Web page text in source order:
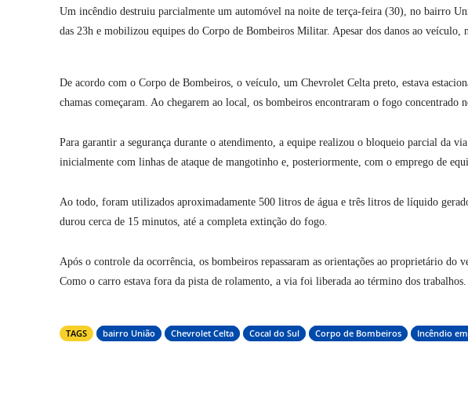
Um incêndio destruiu parcialmente um automóvel na noite de terça-feira (30), no bairro
das 23h e mobilizou equipes do Corpo de Bombeiros Militar. Apesar dos danos ao veículo,
De acordo com o Corpo de Bombeiros, o veículo, um Chevrolet Celta preto, estava
chamas começaram. Ao chegarem ao local, os bombeiros encontraram o fogo concentrado
Para garantir a segurança durante o atendimento, a equipe realizou o bloqueio parcial da
inicialmente com linhas de ataque de mangotinho e, posteriormente, com o emprego de
Ao todo, foram utilizados aproximadamente 500 litros de água e três litros de líquido
durou cerca de 15 minutos, até a completa extinção do fogo.
Após o controle da ocorrência, os bombeiros repassaram as orientações ao proprietário do
Como o carro estava fora da pista de rolamento, a via foi liberada ao término dos
TAGS bairro União Chevrolet Celta Cocal do Sul Corpo de Bombeiros Incêndio